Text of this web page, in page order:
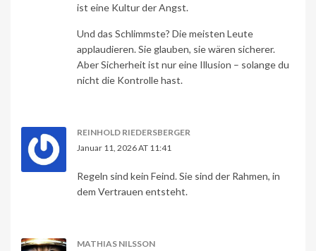
ist eine Kultur der Angst.
Und das Schlimmste? Die meisten Leute
applaudieren. Sie glauben, sie wären sicherer.
Aber Sicherheit ist nur eine Illusion – solange du
nicht die Kontrolle hast.
REINHOLD RIEDERSBERGER
Januar 11, 2026 AT 11:41
Regeln sind kein Feind. Sie sind der Rahmen, in
dem Vertrauen entsteht.
MATHIAS NILSSON